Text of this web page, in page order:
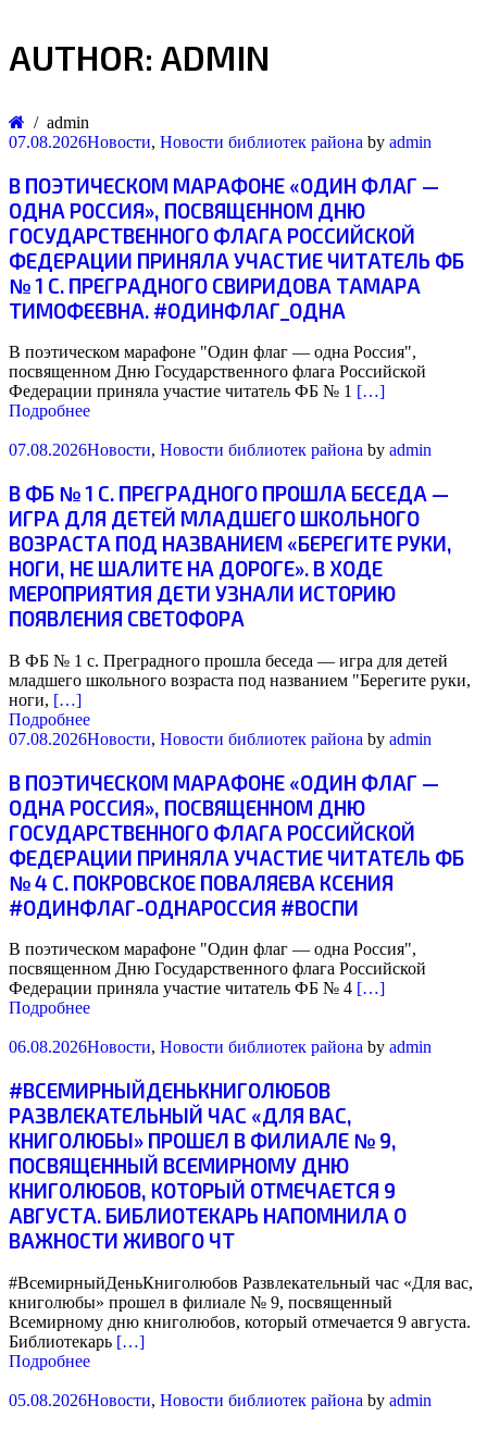
AUTHOR: ADMIN
admin
07.08.2026Новости, Новости библиотек района by admin
В ПОЭТИЧЕСКОМ МАРАФОНЕ «ОДИН ФЛАГ —
ОДНА РОССИЯ», ПОСВЯЩЕННОМ ДНЮ
ГОСУДАРСТВЕННОГО ФЛАГА РОССИЙСКОЙ
ФЕДЕРАЦИИ ПРИНЯЛА УЧАСТИЕ ЧИТАТЕЛЬ ФБ
№ 1 С. ПРЕГРАДНОГО СВИРИДОВА ТАМАРА
ТИМОФЕЕВНА. #ОДИНФЛАГ_ОДНА
В поэтическом марафоне "Один флаг — одна Россия",
посвященном Дню Государственного флага Российской
Федерации приняла участие читатель ФБ № 1 […]
Подробнее
07.08.2026Новости, Новости библиотек района by admin
В ФБ № 1 С. ПРЕГРАДНОГО ПРОШЛА БЕСЕДА —
ИГРА ДЛЯ ДЕТЕЙ МЛАДШЕГО ШКОЛЬНОГО
ВОЗРАСТА ПОД НАЗВАНИЕМ «БЕРЕГИТЕ РУКИ,
НОГИ, НЕ ШАЛИТЕ НА ДОРОГЕ». В ХОДЕ
МЕРОПРИЯТИЯ ДЕТИ УЗНАЛИ ИСТОРИЮ
ПОЯВЛЕНИЯ СВЕТОФОРА
В ФБ № 1 с. Преградного прошла беседа — игра для детей
младшего школьного возраста под названием "Берегите руки,
ноги, […]
Подробнее
07.08.2026Новости, Новости библиотек района by admin
В ПОЭТИЧЕСКОМ МАРАФОНЕ «ОДИН ФЛАГ —
ОДНА РОССИЯ», ПОСВЯЩЕННОМ ДНЮ
ГОСУДАРСТВЕННОГО ФЛАГА РОССИЙСКОЙ
ФЕДЕРАЦИИ ПРИНЯЛА УЧАСТИЕ ЧИТАТЕЛЬ ФБ
№ 4 С. ПОКРОВСКОЕ ПОВАЛЯЕВА КСЕНИЯ
#ОДИНФЛАГ-ОДНАРОССИЯ #ВОСПИ
В поэтическом марафоне "Один флаг — одна Россия",
посвященном Дню Государственного флага Российской
Федерации приняла участие читатель ФБ № 4 […]
Подробнее
06.08.2026Новости, Новости библиотек района by admin
#ВСЕМИРНЫЙДЕНЬКНИГОЛЮБОВ
РАЗВЛЕКАТЕЛЬНЫЙ ЧАС «ДЛЯ ВАС,
КНИГОЛЮБЫ» ПРОШЕЛ В ФИЛИАЛЕ № 9,
ПОСВЯЩЕННЫЙ ВСЕМИРНОМУ ДНЮ
КНИГОЛЮБОВ, КОТОРЫЙ ОТМЕЧАЕТСЯ 9
АВГУСТА. БИБЛИОТЕКАРЬ НАПОМНИЛА О
ВАЖНОСТИ ЖИВОГО ЧТ
#ВсемирныйДеньКниголюбов Развлекательный час «Для вас,
книголюбы» прошел в филиале № 9, посвященный
Всемирному дню книголюбов, который отмечается 9 августа.
Библиотекарь […]
Подробнее
05.08.2026Новости, Новости библиотек района by admin